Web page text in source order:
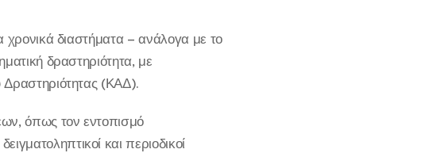
διαστήματα – ανάλογα με το
δραστηριότητα, με
Δραστηριότητας (ΚΑΔ).
όπως τον εντοπισμό
και περιοδικοί